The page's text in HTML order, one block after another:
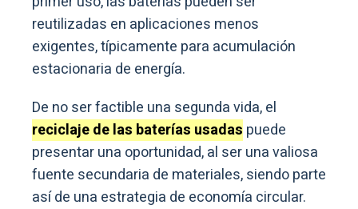
reutilizadas en aplicaciones menos
exigentes, típicamente para acumulación
estacionaria de energía.
De no ser factible una segunda vida, el
reciclaje de las baterías usadas puede
presentar una oportunidad, al ser una valiosa
fuente secundaria de materiales, siendo parte
así de una estrategia de economía circular.